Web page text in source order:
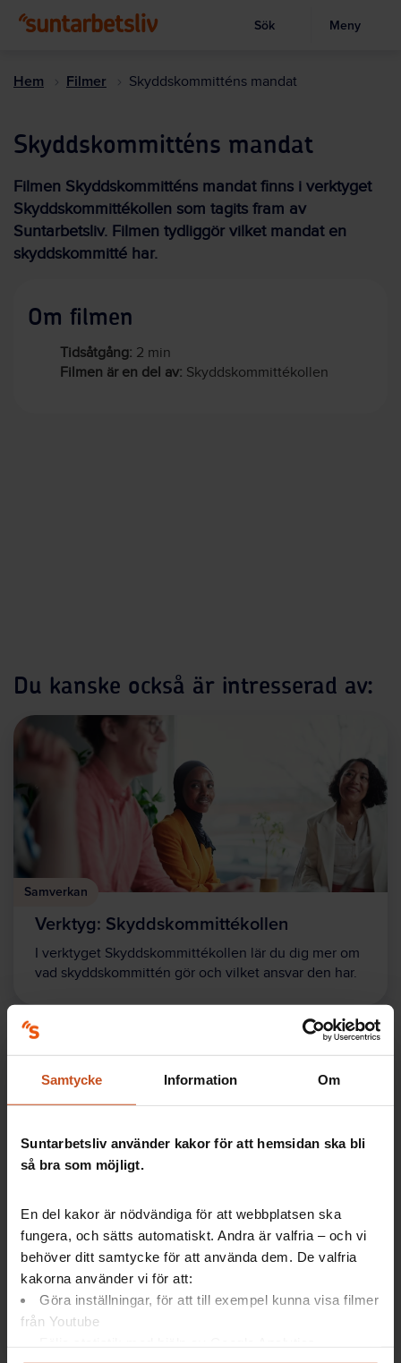
Samtycke Information Om
Suntarbetsliv använder kakor för att hemsidan ska bli
så bra som möjligt.
En del kakor är nödvändiga för att webbplatsen ska
fungera, och sätts automatiskt. Andra är valfria – och vi
behöver ditt samtycke för att använda dem. De valfria
kakorna använder vi för att:
Göra inställningar, för att till exempel kunna visa filmer
från Youtube
till
Visa sökruta
Sök Meny
Hem Filmer Skyddskommitténs mandat
Skyddskommitténs mandat
Filmen Skyddskommitténs mandat finns i verktyget
Skyddskommittékollen som tagits fram av
Suntarbetsliv. Filmen tydliggör vilket mandat en
skyddskommitté har.
Om filmen
Tidsåtgång: 2 min
Filmen är en del av: Skyddskommittékollen
Du kanske också är intresserad av:
Samverkan
Verktyg: Skyddskommittékollen
I verktyget Skyddskommittékollen lär du dig mer om
vad skyddskommittén gör och vilket ansvar den har.
Artikel: Vad är en skyddskommitté?
Här får du en snabb inblick i vad en skyddskommitté
är, vilka roller som ingår och vilket uppdrag den har.
17 november 2025